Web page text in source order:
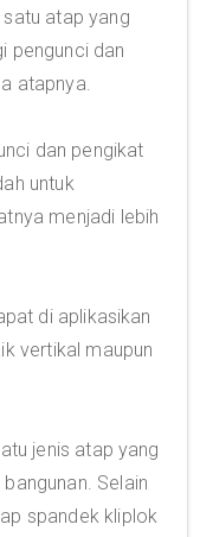
atap yang
pengunci dan
atapnya.
dan pengikat
untuk
menjadi lebih
di aplikasikan
vertikal maupun
jenis atap yang
Selain
spandek kliplok